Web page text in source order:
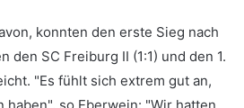
konnten den erste Sieg nach
SC Freiburg II (1:1) und den 1.
"Es fühlt sich extrem gut an,